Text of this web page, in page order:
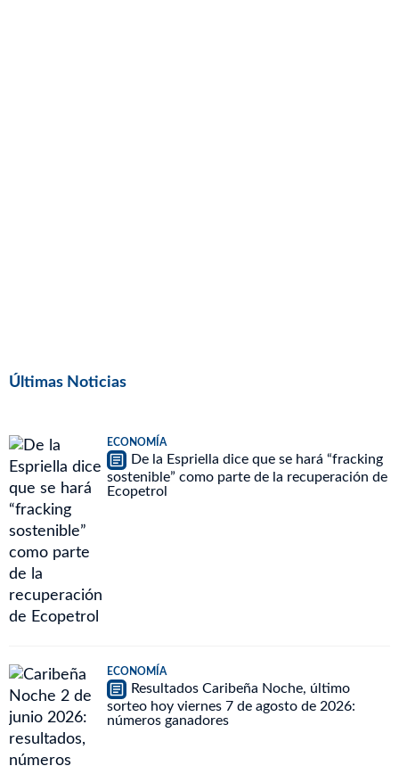
Últimas Noticias
ECONOMÍA
De la Espriella dice que se hará “fracking
sostenible” como parte de la recuperación de
Ecopetrol
ECONOMÍA
Resultados Caribeña Noche, último
sorteo hoy viernes 7 de agosto de 2026:
números ganadores